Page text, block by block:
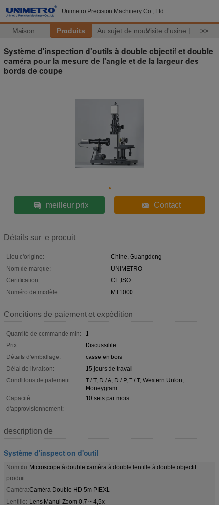
Unimetro Precision Machinery Co., Ltd
Maison Produits Au sujet de nousVisite d'usine >>
Système d'inspection d'outils à double objectif et double
caméra pour la mesure de l'angle et de la largeur des
bords de coupe
meilleur prix Contact
Détails sur le produit
Lieu d'origine:
Chine, Guangdong
Nom de marque:
UNIMETRO
Certification:
CE,ISO
Numéro de modèle:
MT1000
Conditions de paiement et expédition
Quantité de commande min:
1
Prix:
Discussible
Détails d'emballage:
casse en bois
Délai de livraison:
15 jours de travail
Conditions de paiement:
T / T, D / A, D / P, T / T, Western Union,
Moneygram
Capacité
d'approvisionnement:
10 sets par mois
description de
Système d'inspection d'outil
Nom du
produit:
Microscope à double caméra à double lentille à double objectif
Caméra:Caméra Double HD 5m PIEXL
Lentille: Lens Manul Zoom 0,7 ~ 4,5x